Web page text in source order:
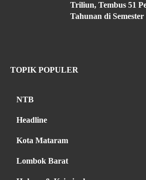
Triliun, Tembus 51
Tahunan di Semester
TOPIK POPULER
NTB
Headline
Kota Mataram
Lombok Barat